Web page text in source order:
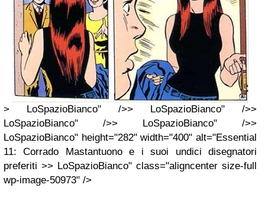
> LoSpazioBianco" />> LoSpazioBianco" />>
LoSpazioBianco" />> LoSpazioBianco" />>
LoSpazioBianco" height="282" width="400" alt="Essential
11: Corrado Mastantuono e i suoi undici disegnatori
preferiti >> LoSpazioBianco" class="aligncenter size-full
wp-image-50973" />